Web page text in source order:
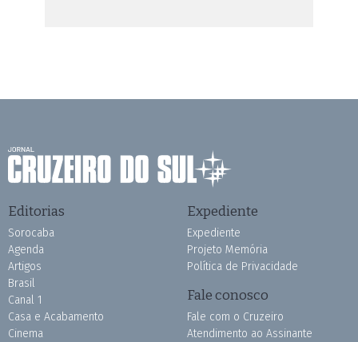
Editorias
Sorocaba
Agenda
Artigos
Brasil
Canal 1
Casa e Acabamento
Cinema
Expediente
Expediente
Projeto Memória
Política de Privacidade
Fale conosco
Fale com o Cruzeiro
Atendimento ao Assinante